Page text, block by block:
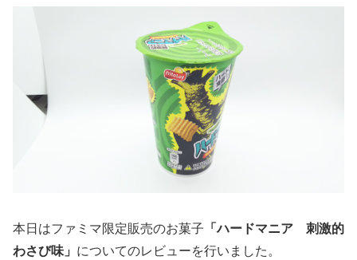
本日はファミマ限定販売のお菓子 「ハードマニア 刺激的
わさび味」 についてのレビューを行いました。